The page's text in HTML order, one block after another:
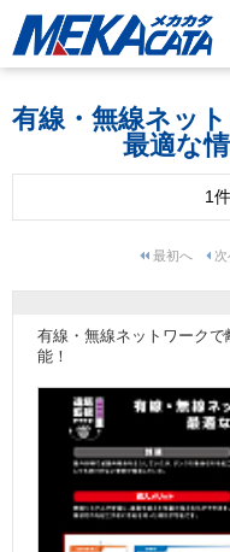
有線・無線ネッ
最適な
1
有線・無線ネットワーク
能！